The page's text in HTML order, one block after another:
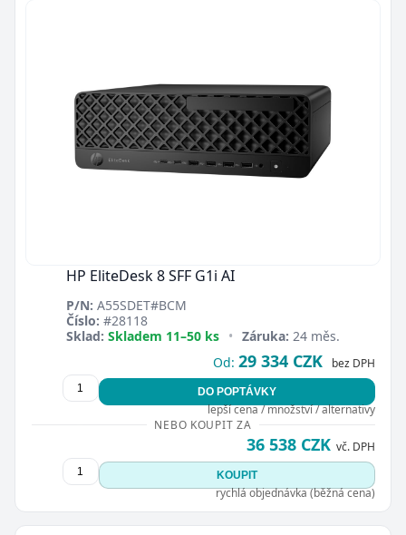
HP EliteDesk 8 SFF G1i AI
P/N: A55SDET#BCM
Číslo: #28118
Sklad: Skladem 11–50 ks • Záruka: 24 měs.
Od: 29 334 CZK bez DPH
DO POPTÁVKY
lepší cena / množství / alternativy
NEBO KOUPIT ZA
36 538 CZK vč. DPH
KOUPIT
rychlá objednávka (běžná cena)